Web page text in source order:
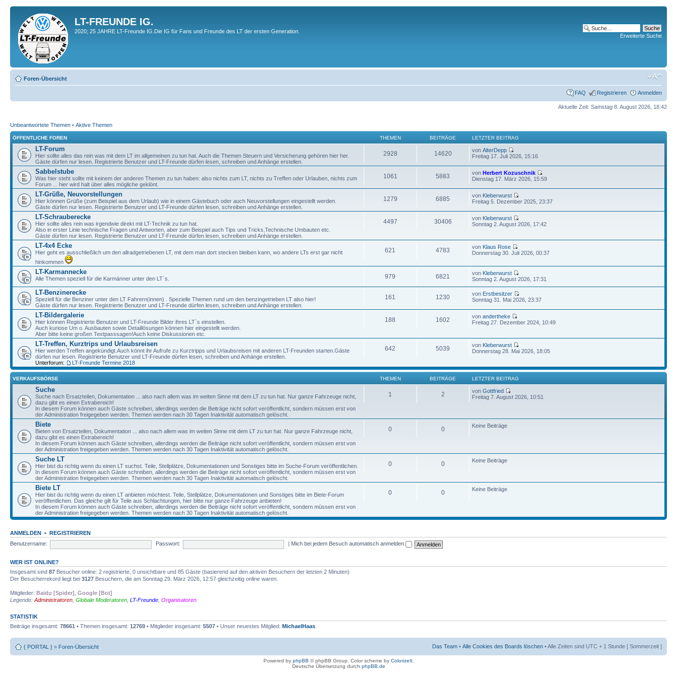
LT-FREUNDE IG.
2020; 25 JAHRE LT-Freunde IG.Die IG für Fans und Freunde des LT der ersten Generation.
Erweiterte Suche
Foren-Übersicht
FAQ Registrieren Anmelden
Aktuelle Zeit: Samstag 8. August 2026, 18:42
Unbeantwortete Themen • Aktive Themen
ÖFFENTLICHE FOREN THEMEN BEITRÄGE LETZTER BEITRAG
LT-Forum
Hier sollte alles das rein was mit dem LT im allgemeinen zu tun hat. Auch die Themen Steuern und Versicherung gehören hier her.
Gäste dürfen nur lesen. Registrierte Benutzer und LT-Freunde dürfen lesen, schreiben und Anhänge erstellen.
2928 14620 vonAlterDepp
Freitag 17. Juli 2026, 15:16
Sabbelstube
Was hier steht sollte mit keinem der anderen Themen zu tun haben: also nichts zum LT, nichts zu Treffen oder Urlauben, nichts zum
Forum ... hier wird halt über alles mögliche geklönt.
1061 5883 vonHerbert Kozuschnik
Dienstag 17. März 2026, 15:59
LT-Grüße, Neuvorstellungen
Hier können Grüße (zum Beispiel aus dem Urlaub) wie in einem Gästebuch oder auch Neuvorstellungen eingestellt werden.
Gäste dürfen nur lesen. Registrierte Benutzer und LT-Freunde dürfen lesen, schreiben und Anhänge erstellen.
1279 6885 von Kleberwurst
Freitag 5. Dezember 2025, 23:37
LT-Schrauberecke
Hier sollte alles rein was irgendwie direkt mit LT-Technik zu tun hat.
Also in erster Linie technische Fragen und Antworten, aber zum Beispiel auch Tips und Tricks,Technische Umbauten etc.
Gäste dürfen nur lesen. Registrierte Benutzer und LT-Freunde dürfen lesen, schreiben und Anhänge erstellen.
4497 30406 von Kleberwurst
Sonntag 2. August 2026, 17:42
LT-4x4 Ecke
Hier geht es ausschließlich um den allradgetriebenen LT, mit dem man dort stecken bleiben kann, wo andere LTs erst gar nicht
hinkommen
621 4783 von Klaus Rose
Donnerstag 30. Juli 2026, 00:37
LT-Karmannecke
Alle Themen speziell für die Karmänner unter den LT´s. 979 6821 von Kleberwurst
Sonntag 2. August 2026, 17:31
LT-Benzinerecke
Speziell für die Benziner unter den LT Fahrern(innen) . Spezielle Themen rund um den benzingetrieben LT also hier!
Gäste dürfen nur lesen. Registrierte Benutzer und LT-Freunde dürfen lesen, schreiben und Anhänge erstellen.
161 1230 von Erstbesitzer
Sonntag 31. Mai 2026, 23:37
LT-Bildergalerie
Hier können Registrierte Benutzer und LT-Freunde Bilder ihres LT`s einstellen.
Auch kuriose Um o. Ausbauten sowie Detaillösungen können hier eingestellt werden.
Aber bitte keine großen Textpasssagen!Auch keine Diskussionen etc.
188 1602 vonandertheke
Freitag 27. Dezember 2024, 10:49
LT-Treffen, Kurztrips und Urlaubsreisen
Hier werden Treffen angekündigt.Auch könnt ihr Aufrufe zu Kurztripps und Urlaubsreisen mit anderen LT-Freunden starten.Gäste
dürfen nur lesen. Registrierte Benutzer und LT-Freunde dürfen lesen, schreiben und Anhänge erstellen.
Unterforum:
LT-Freunde Termine 2018
642 5039 von Kleberwurst
Donnerstag 28. Mai 2026, 18:05
VERKAUFSBÖRSE THEMEN BEITRÄGE LETZTER BEITRAG
Suche
Suche nach Ersatzteilen, Dokumentation ... also nach allem was im weiten Sinne mit dem LT zu tun hat. Nur ganze Fahrzeuge nicht,
dazu gibt es einen Extrabereich!
In diesem Forum können auch Gäste schreiben, allerdings werden die Beiträge nicht sofort veröffentlicht, sondern müssen erst von
der Administration freigegeben werden. Themen werden nach 30 Tagen Inaktivität automatisch gelöscht.
1 2 vonGottfried
Freitag 7. August 2026, 10:51
Biete
Bieten von Ersatzteilen, Dokumentation ... also nach allem was im weiten Sinne mit dem LT zu tun hat. Nur ganze Fahrzeuge nicht,
dazu gibt es einen Extrabereich!
In diesem Forum können auch Gäste schreiben, allerdings werden die Beiträge nicht sofort veröffentlicht, sondern müssen erst von
der Administration freigegeben werden. Themen werden nach 30 Tagen Inaktivität automatisch gelöscht.
0 0 Keine Beiträge
Suche LT
Hier bist du richtig wenn du einen LT suchst. Teile, Stellplätze, Dokumentationen und Sonstiges bitte im Suche-Forum veröffentlichen.
In diesem Forum können auch Gäste schreiben, allerdings werden die Beiträge nicht sofort veröffentlicht, sondern müssen erst von
der Administration freigegeben werden. Themen werden nach 30 Tagen Inaktivität automatisch gelöscht.
0 0 Keine Beiträge
Biete LT
Hier bist du richtig wenn du einen LT anbieten möchtest. Teile, Stellplätze, Dokumentationen und Sonstiges bitte im Biete-Forum
veröffentlichen. Das gleiche gilt für Teile aus Schlachtungen, hier bitte nur ganze Fahrzeuge anbieten!
In diesem Forum können auch Gäste schreiben, allerdings werden die Beiträge nicht sofort veröffentlicht, sondern müssen erst von
der Administration freigegeben werden. Themen werden nach 30 Tagen Inaktivität automatisch gelöscht.
0 0 Keine Beiträge
ANMELDEN • REGISTRIEREN
Benutzername:
Passwort: Mich bei jedem Besuch automatisch anmelden
WER IST ONLINE?
Insgesamt sind 87 Besucher online: 2 registrierte, 0 unsichtbare und 85 Gäste (basierend auf den aktiven Besuchern der letzten 2 Minuten)
Der Besucherrekord liegt bei 3127 Besuchern, die am Sonntag 29. März 2026, 12:57 gleichzeitig online waren.
Mitglieder: Baidu [Spider] Google [Bot]
Legende: Administratoren Globale Moderatoren LT-Freunde Organisatoren
STATISTIK
Beiträge insgesamt: 78661 • Themen insgesamt: 12769 • Mitglieder insgesamt: 5507 • Unser neuestes Mitglied: MichaelHaas
{ PORTAL } » Foren-Übersicht Das Team • Alle Cookies des Boards löschen • Alle Zeiten sind UTC + 1 Stunde [ Sommerzeit ]
Powered by phpBB © phpBB Group. Color scheme by ColorizeIt.
Deutsche Übersetzung durch phpBB.de